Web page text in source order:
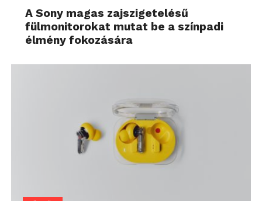
A Sony magas zajszigetelésű
fülmonitorokat mutat be a színpadi
élmény fokozására